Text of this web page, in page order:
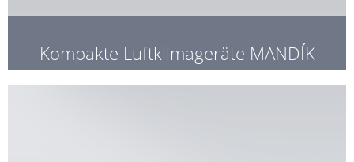
Kompakte Luftklimageräte MANDÍK